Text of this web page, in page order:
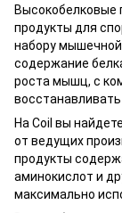
Высокобелковые
продукты для
набору
содержание
роста мышц, с
На Coil вы
от ведущих
продукты
аминокислот и
максимально